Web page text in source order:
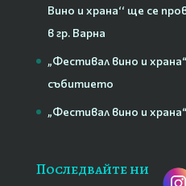
Вино и храна‘‘ ще се
в гр. Варна
„Фестивал вино и
събитието
„Фестивал вино и
Последвайте ни